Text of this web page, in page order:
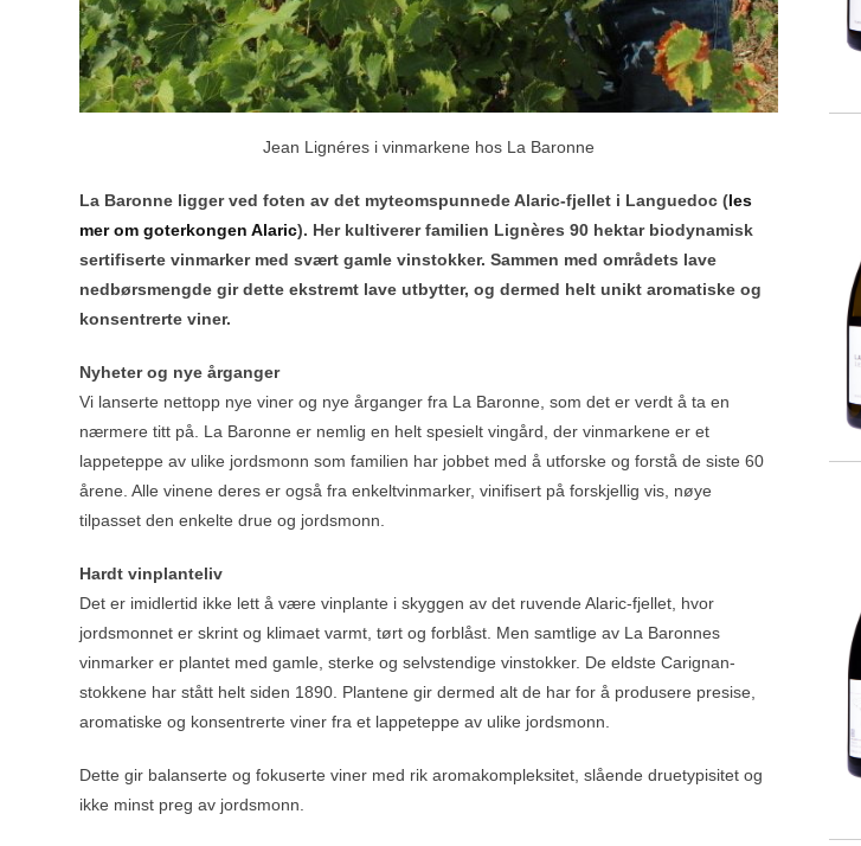
Jean Lignéres i vinmarkene hos La Baronne
La Baronne ligger ved foten av det myteomspunnede Alaric-fjellet i Languedoc (les
mer om goterkongen Alaric). Her kultiverer familien Lignères 90 hektar biodynamisk
sertifiserte vinmarker med svært gamle vinstokker. Sammen med områdets lave
nedbørsmengde gir dette ekstremt lave utbytter, og dermed helt unikt aromatiske og
konsentrerte viner.
Nyheter og nye årganger
Vi lanserte nettopp nye viner og nye årganger fra La Baronne, som det er verdt å ta en
nærmere titt på. La Baronne er nemlig en helt spesielt vingård, der vinmarkene er et
lappeteppe av ulike jordsmonn som familien har jobbet med å utforske og forstå de siste 60
årene. Alle vinene deres er også fra enkeltvinmarker, vinifisert på forskjellig vis, nøye
tilpasset den enkelte drue og jordsmonn.
Hardt vinplanteliv
Det er imidlertid ikke lett å være vinplante i skyggen av det ruvende Alaric-fjellet, hvor
jordsmonnet er skrint og klimaet varmt, tørt og forblåst. Men samtlige av La Baronnes
vinmarker er plantet med gamle, sterke og selvstendige vinstokker. De eldste Carignan-
stokkene har stått helt siden 1890. Plantene gir dermed alt de har for å produsere presise,
aromatiske og konsentrerte viner fra et lappeteppe av ulike jordsmonn.
Dette gir balanserte og fokuserte viner med rik aromakompleksitet, slående druetypisitet og
ikke minst preg av jordsmonn.